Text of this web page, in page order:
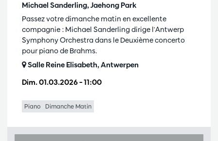
Michael Sanderling, Jaehong Park
Dim. 01.03.2026– 11:00
Passez votre dimanche matin en excellente
compagnie : Michael Sanderling dirige l'Antwerp
Symphony Orchestra dans le Deuxième concerto
pour piano de Brahms.
Salle Reine Elisabeth, Antwerpen
Piano Dimanche Matin